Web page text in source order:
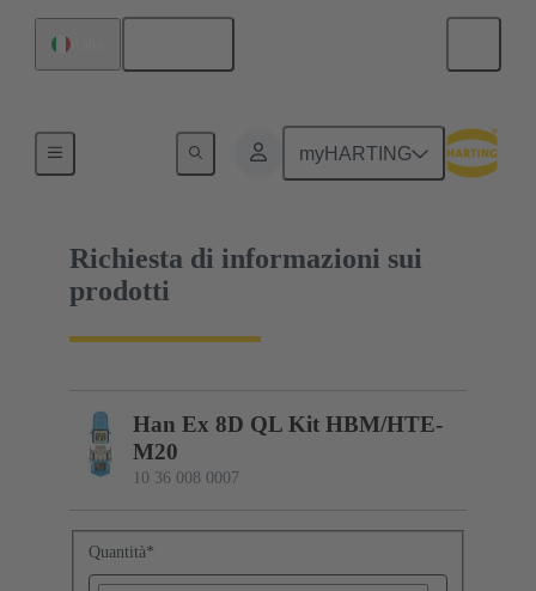
myHARTING
10 36 008 0007
Richiesta di informazioni sui
prodotti
Han Ex 8D QL Kit HBM/HTE-
M20
10 36 008 0007
Quantità*